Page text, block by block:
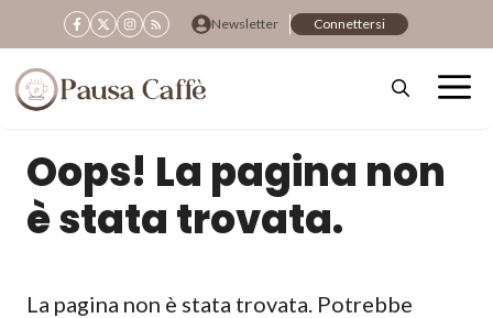
al
contenuto
Newsletter Connettersi
Oops! La pagina non
è stata trovata.
La pagina non è stata trovata. Potrebbe